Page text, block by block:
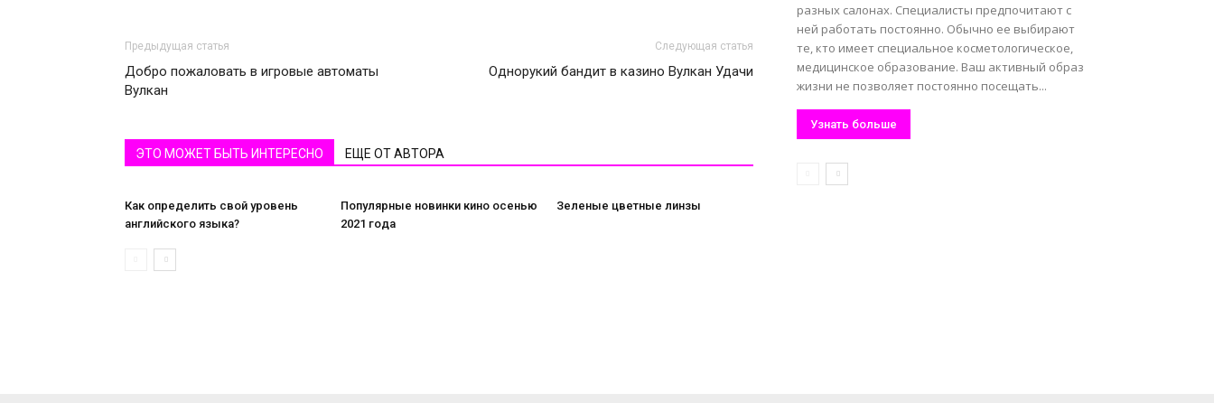
Предыдущая статья
Добро пожаловать в игровые автоматы
Вулкан
Следующая статья
Однорукий бандит в казино Вулкан Удачи
ЭТО МОЖЕТ БЫТЬ ИНТЕРЕСНО ЕЩЕ ОТ АВТОРА
Как определить свой уровень
английского языка?
Популярные новинки кино осенью
2021 года
Зеленые цветные линзы
разных салонах. Специалисты предпочитают с
ней работать постоянно. Обычно ее выбирают
те, кто имеет специальное косметологическое,
медицинское образование. Ваш активный образ
жизни не позволяет постоянно посещать...
Узнать больше